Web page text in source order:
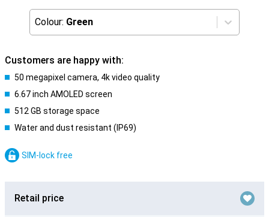
Colour: Green
Customers are happy with:
50 megapixel camera, 4k video quality
6.67 inch AMOLED screen
512 GB storage space
Water and dust resistant (IP69)
SIM-lock free
Retail price